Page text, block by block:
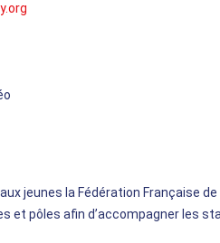
jeunes la Fédération Française de
et pôles afin d’accompagner les